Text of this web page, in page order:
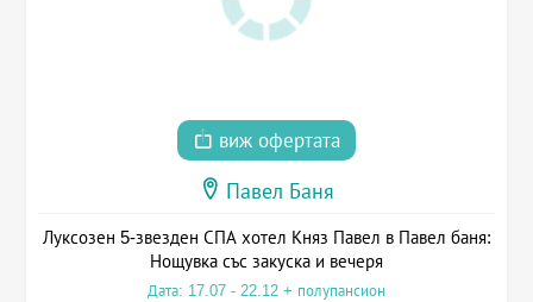
виж офертата
Павел Баня
Луксозен 5-звезден СПА хотел Княз Павел в Павел баня:
Нощувка със закуска и вечеря
Дата: 17.07 - 22.12 + полупансион